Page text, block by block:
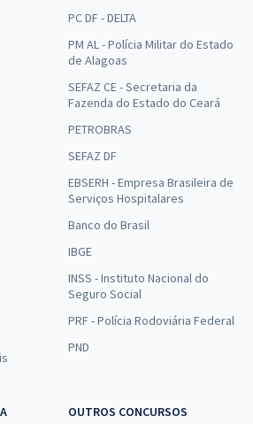
PC DF - DELTA
PM AL - Polícia Militar do Estado
de Alagoas
SEFAZ CE - Secretaria da
Fazenda do Estado do Ceará
PETROBRAS
SEFAZ DF
EBSERH - Empresa Brasileira de
Serviços Hospitalares
Banco do Brasil
IBGE
INSS - Instituto Nacional do
Seguro Social
PRF - Polícia Rodoviária Federal
PND
OUTROS CONCURSOS